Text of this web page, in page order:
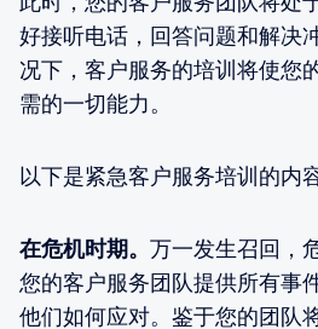
好接听电话，回答问题和解决
况下，客户服务的培训将使您
需的一切能力。
以下是紧急客户服务培训的内
在危机时期。 万一发生召回，
您的客户服务团队提供所有事
他们如何应对。鉴于您的团队